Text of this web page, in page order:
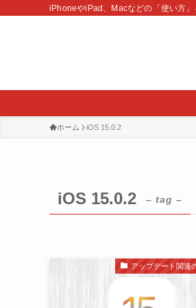
iPhoneやiPad、Macなどの「使い方
ホーム iOS 15.0.2
iOS 15.0.2 – tag –
アップデート関連